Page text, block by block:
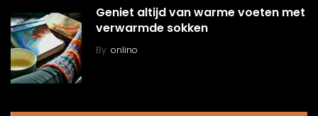
Geniet altijd van warme voeten met
verwarmde sokken
By onlino